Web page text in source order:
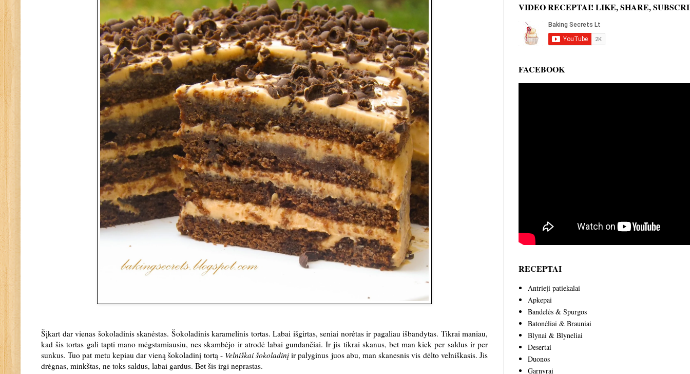
Šįkart dar vienas šokoladinis skanėstas. Šokoladinis karamelinis tortas. Labai išgirtas, seniai norėtas ir pagaliau išbandytas. Tikrai maniau,
kad šis tortas gali tapti mano mėgstamiausiu, nes skambėjo ir atrodė labai gundančiai. Ir jis tikrai skanus, bet man kiek per saldus ir per
sunkus. Tuo pat metu kepiau dar vieną šokoladinį tortą - Velniškai šokoladinįir palyginus juos abu, man skanesnis vis dėlto velniškasis. Jis
drėgnas, minkštas, ne toks saldus, labai gardus. Bet šis irgi neprastas.
VIDEO RECEPTAI! LIKE, SHARE,
FACEBOOK
RECEPTAI
Antrieji patiekalai
Apkepai
Bandelės & Spurgos
Batonėliai & Brauniai
Blynai & Blyneliai
Desertai
Duonos
Garnyrai